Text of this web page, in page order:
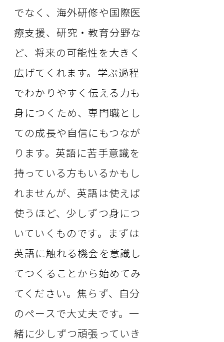
でなく、海外研修や国際医
療支援、研究・教育分野な
ど、将来の可能性を大きく
広げてくれます。学ぶ過程
でわかりやすく伝える力も
身につくため、専門職とし
ての成長や自信にもつなが
ります。英語に苦手意識を
持っている方もいるかもし
れませんが、英語は使えば
使うほど、少しずつ身につ
いていくものです。まずは
英語に触れる機会を意識し
てつくることから始めてみ
てください。焦らず、自分
のペースで大丈夫です。一
緒に少しずつ頑張っていき